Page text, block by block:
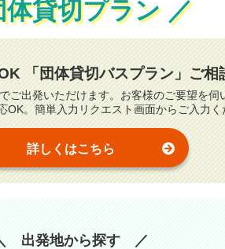
体貸切プラン ／
「団体貸切バスプラン」ご相
出発いただけます。お客様のご要望を伺
OK。簡単入力リクエスト画面からご入力く
詳しくはこちら
出発地から探す ／